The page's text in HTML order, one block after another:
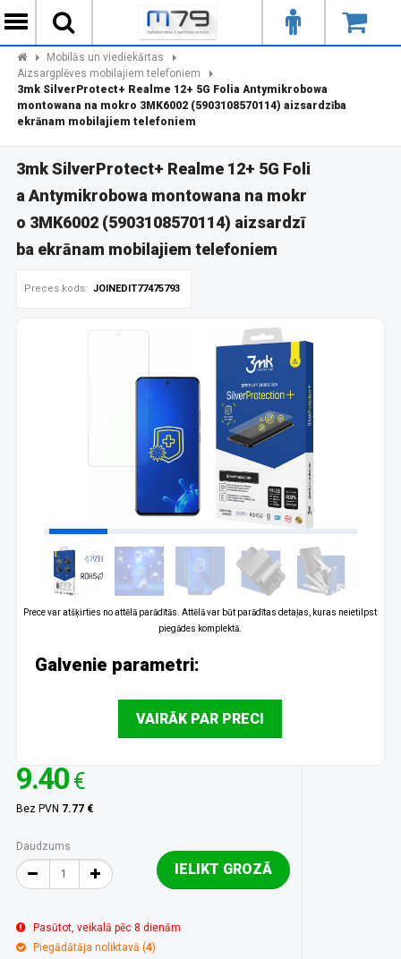
Mobilās un viediekārtas
Aizsargplēves mobilajiem telefoniem
3mk SilverProtect+ Realme 12+ 5G Folia Antymikrobowa
montowana na mokro 3MK6002 (5903108570114) aizsardzība
ekrānam mobilajiem telefoniem
3mk SilverProtect+ Realme 12+ 5G Foli
a Antymikrobowa montowana na mokr
o 3MK6002 (5903108570114) aizsardzī
ba ekrānam mobilajiem telefoniem
Preces kods: JOINEDIT77475793
Prece var atšķirties no attēlā parādītās. Attēlā var būt parādītas detaļas, kuras neietilpst
piegādes komplektā.
Galvenie parametri:
VAIRĀK PAR PRECI
9.40 €
Bez PVN 7.77 €
Daudzums
IELIKT GROZĀ
Pasūtot, veikalā pēc 8 dienām
Piegādātāja noliktavā (4)